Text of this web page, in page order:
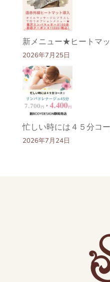
新メニュー★ヒートマ
2026年7月25日
忙しい時には４５分コ
2026年7月24日